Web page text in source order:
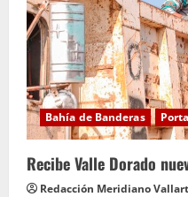
Bahía de Banderas
Recibe Valle Dorado
Redacción Meridiano